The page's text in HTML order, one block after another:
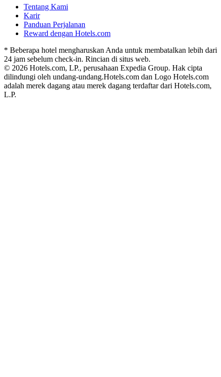
Tentang Kami
Karir
Panduan Perjalanan
Reward dengan Hotels.com
* Beberapa hotel mengharuskan Anda untuk membatalkan lebih dari
24 jam sebelum check-in. Rincian di situs web.
© 2026 Hotels.com, LP., perusahaan Expedia Group. Hak cipta
dilindungi oleh undang-undang.Hotels.com dan Logo Hotels.com
adalah merek dagang atau merek dagang terdaftar dari Hotels.com,
L.P.